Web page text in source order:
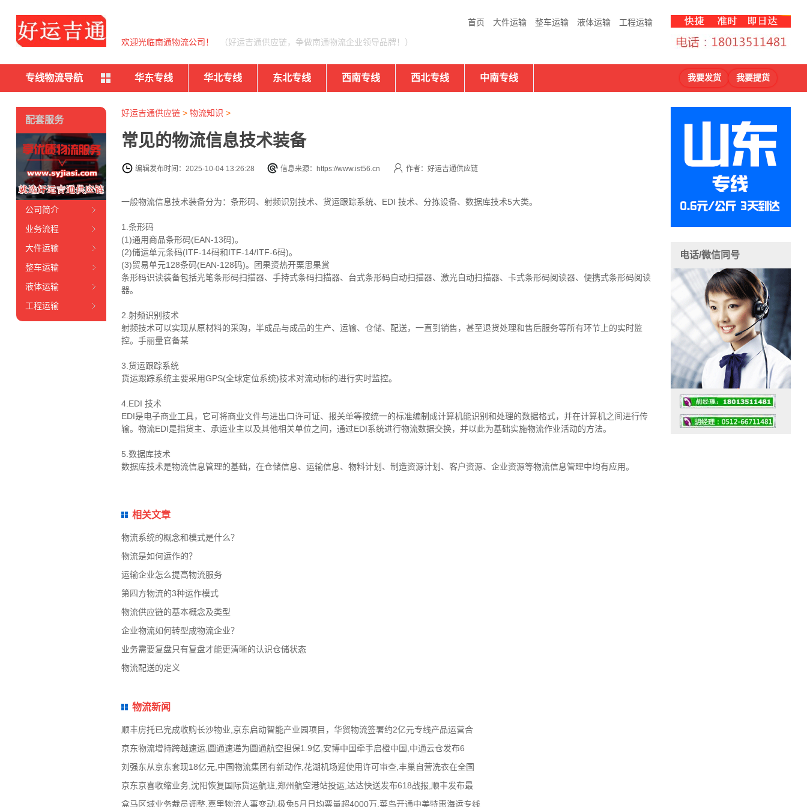
首页 大件运输 整车运输 液体运输 工程运输
欢迎光临南通物流公司！ （好运吉通供应链，争做南通物流企业领导品牌！）
专线物流导航 华东专线 华北专线 东北专线 西南专线 西北专线 中南专线 我要发货 我要提货
好运吉通供应链> 物流知识 >
常见的物流信息技术装备
编辑发布时间：2025-10-04 13:26:28 信息来源：https://www.ist56.cn 作者：好运吉通供应链
一般物流信息技术装备分为：条形码、射频识别技术、货运跟踪系统、EDI 技术、分拣设备、数据库技术5大类。
1.条形码
(1)通用商品条形码(EAN-13码)。
(2)储运单元条码(ITF-14码和ITF-14/ITF-6码)。
(3)贸易单元128条码(EAN-128码)。团果资热开栗思果赏
条形码识读装备包括光笔条形码扫描器、手持式条码扫描器、台式条形码自动扫描器、激光自动扫描器、卡式条形码阅读器、便携式条形码阅读
器。
2.射频识别技术
射频技术可以实现从原材料的采购，半成品与成品的生产、运输、仓储、配送，一直到销售，甚至退货处理和售后服务等所有环节上的实时监
控。手丽量官备某
3.货运跟踪系统
货运跟踪系统主要采用GPS(全球定位系统)技术对流动标的进行实时监控。
4.EDI 技术
EDI是电子商业工具，它可将商业文件与进出口许可证、报关单等按统一的标准编制成计算机能识别和处理的数据格式，并在计算机之间进行传
输。物流EDI是指货主、承运业主以及其他相关单位之间，通过EDI系统进行物流数据交换，并以此为基础实施物流作业活动的方法。
5.数据库技术
数据库技术是物流信息管理的基础，在仓储信息、运输信息、物料计划、制造资源计划、客户资源、企业资源等物流信息管理中均有应用。
相关文章
物流系统的概念和模式是什么？
物流是如何运作的？
运输企业怎么提高物流服务
第四方物流的3种运作模式
物流供应链的基本概念及类型
企业物流如何转型成物流企业？
业务需要复盘只有复盘才能更清晰的认识仓储状态
物流配送的定义
物流新闻
顺丰房托已完成收购长沙物业,京东启动智能产业园项目，华贸物流签署约2亿元专线产品运营合
京东物流增持跨越速运,圆通速递为圆通航空担保1.9亿,安博中国牵手启橙中国,中通云仓发布6
刘强东从京东套现18亿元,中国物流集团有新动作,花湖机场迎使用许可审查,丰巢自营洗衣在全国
京东京喜收缩业务,沈阳恢复国际货运航班,郑州航空港站投运,达达快送发布618战报,顺丰发布最
盒马区域业务裁员调整,嘉里物流人事变动,极兔5月日均票量超4000万,菜鸟开通中美特惠海运专线
配套服务
公司简介
业务流程
大件运输
整车运输
液体运输
工程运输
电话/微信同号